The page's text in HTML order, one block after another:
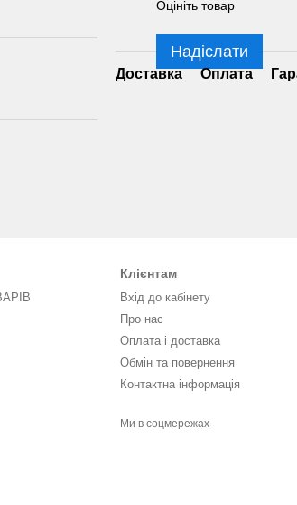
Оцініть товар
Надіслати
Доставка Оплата
Клієнтам
Вхід до кабінету
Про нас
Оплата і доставка
Обмін та повернення
Контактна інформація
Ми в соцмережах